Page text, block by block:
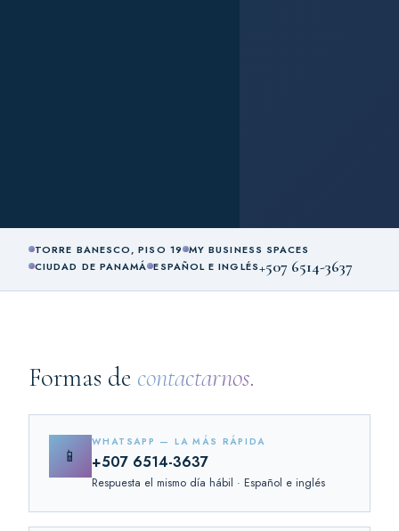
TORRE BANESCO, PISO 19 MY BUSINESS SPACES
CIUDAD DE PANAMÁ ESPAÑOL E INGLÉS+507 6514-3637
Formas de contactarnos.
📱
WHATSAPP — LA MÁS RÁPIDA
+507 6514-3637
Respuesta el mismo día hábil · Español e inglés